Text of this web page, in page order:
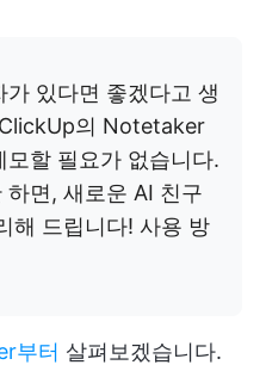
있다면 좋겠다고 생
의 Notetaker
할 필요가 없습니다.
면, 새로운 AI 친구
해 드립니다! 사용 방
부터 살펴보겠습니다.